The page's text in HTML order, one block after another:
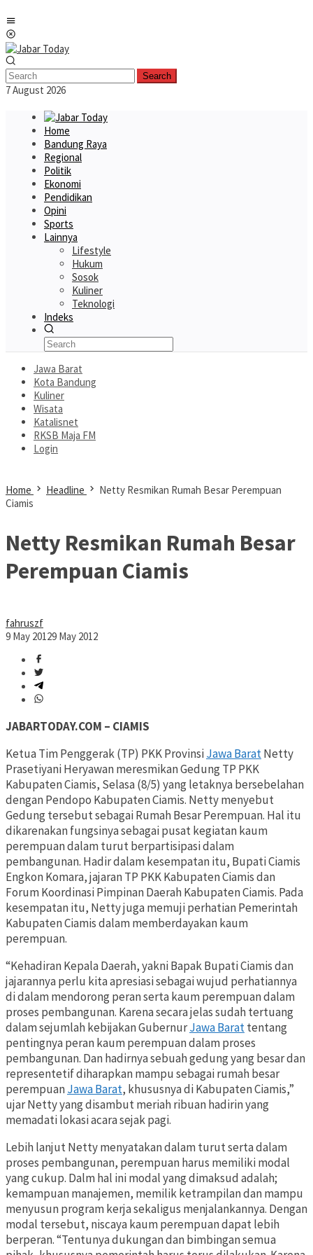
to
content
Search
7 August 2026
Home
Bandung Raya
Regional
Politik
Ekonomi
Pendidikan
Opini
Sports
Lainnya
Lifestyle
Hukum
Sosok
Kuliner
Teknologi
Indeks
Jawa Barat
Kota Bandung
Kuliner
Wisata
Katalisnet
RKSB Maja FM
Login
Home Headline
Netty Resmikan Rumah Besar Perempuan
Ciamis
Netty Resmikan Rumah Besar
Perempuan Ciamis
fahruszf
9 May 20129 May 2012
JABARTODAY.COM – CIAMIS
Ketua Tim Penggerak (TP) PKK ProvinsiJawa BaratNetty
Prasetiyani Heryawan meresmikan Gedung TP PKK
Kabupaten Ciamis, Selasa (8/5) yang letaknya bersebelahan
dengan Pendopo Kabupaten Ciamis. Netty menyebut
Gedung tersebut sebagai Rumah Besar Perempuan. Hal itu
dikarenakan fungsinya sebagai pusat kegiatan kaum
perempuan dalam turut berpartisipasi dalam
pembangunan. Hadir dalam kesempatan itu, Bupati Ciamis
Engkon Komara, jajaran TP PKK Kabupaten Ciamis dan
Forum Koordinasi Pimpinan Daerah Kabupaten Ciamis. Pada
kesempatan itu, Netty juga memuji perhatian Pemerintah
Kabupaten Ciamis dalam memberdayakan kaum
perempuan.
“Kehadiran Kepala Daerah, yakni Bapak Bupati Ciamis dan
jajarannya perlu kita apresiasi sebagai wujud perhatiannya
di dalam mendorong peran serta kaum perempuan dalam
proses pembangunan. Karena secara jelas sudah tertuang
dalam sejumlah kebijakan GubernurJawa Barattentang
pentingnya peran kaum perempuan dalam proses
pembangunan. Dan hadirnya sebuah gedung yang besar dan
representetif diharapkan mampu sebagai rumah besar
perempuanJawa Barat, khususnya di Kabupaten Ciamis,”
ujar Netty yang disambut meriah ribuan hadirin yang
memadati lokasi acara sejak pagi.
Lebih lanjut Netty menyatakan dalam turut serta dalam
proses pembangunan, perempuan harus memiliki modal
yang cukup. Dalm hal ini modal yang dimaksud adalah;
kemampuan manajemen, memilik ketrampilan dan mampu
menyusun program kerja sekaligus menjalankannya. Dengan
modal tersebut, niscaya kaum perempuan dapat lebih
berperan. “Tentunya dukungan dan bimbingan semua